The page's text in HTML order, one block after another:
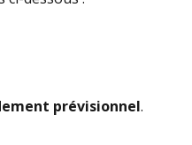
prévisionnel.